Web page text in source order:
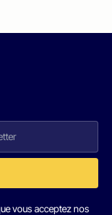
vous acceptez nos